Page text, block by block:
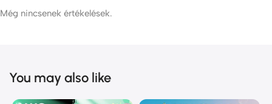
Még nincsenek értékelések.
You may also like